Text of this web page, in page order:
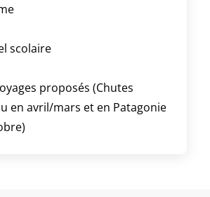
scolaire
proposés (Chutes
en avril/mars et en Patagonie